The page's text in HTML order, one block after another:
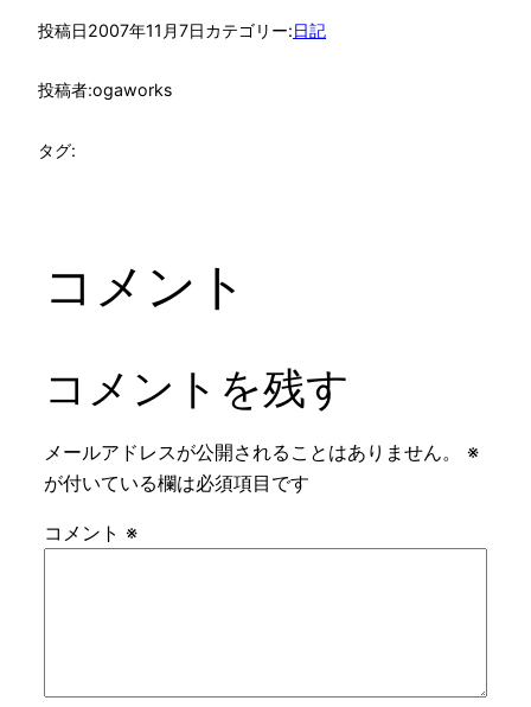
投稿日2007年11月7日カテゴリー:日記
投稿者:ogaworks
タグ:
コメント
コメントを残す
メールアドレスが公開されることはありません。
※
が付いている欄は必須項目です
コメント ※